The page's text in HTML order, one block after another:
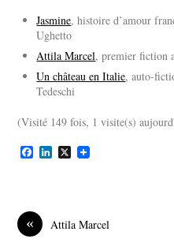
Jasmine, histoire d’amour
Ughetto
Attila Marcel, premier fiction
Un château en Italie, auto-
Tedeschi
(Visité 149 fois, 1 visite(s)
F
o
o
k
L
I
X
« Attila Marcel